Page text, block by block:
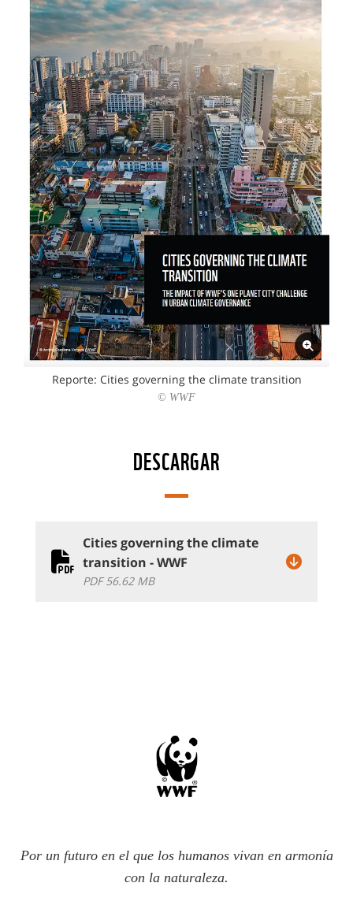
Reporte: Cities governing the climate transition
© WWF
DESCARGAR
Cities governing the climate
transition - WWF
PDF 56.62 MB
Por un futuro en el que los humanos vivan en armonía
con la naturaleza.